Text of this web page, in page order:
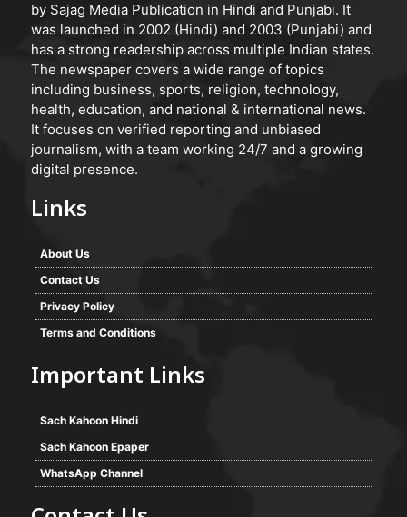
by Sajag Media Publication in Hindi and Punjabi. It
was launched in 2002 (Hindi) and 2003 (Punjabi) and
has a strong readership across multiple Indian states.
The newspaper covers a wide range of topics
including business, sports, religion, technology,
health, education, and national & international news.
It focuses on verified reporting and unbiased
journalism, with a team working 24/7 and a growing
digital presence.
Links
About Us
Contact Us
Privacy Policy
Terms and Conditions
Important Links
Sach Kahoon Hindi
Sach Kahoon Epaper
WhatsApp Channel